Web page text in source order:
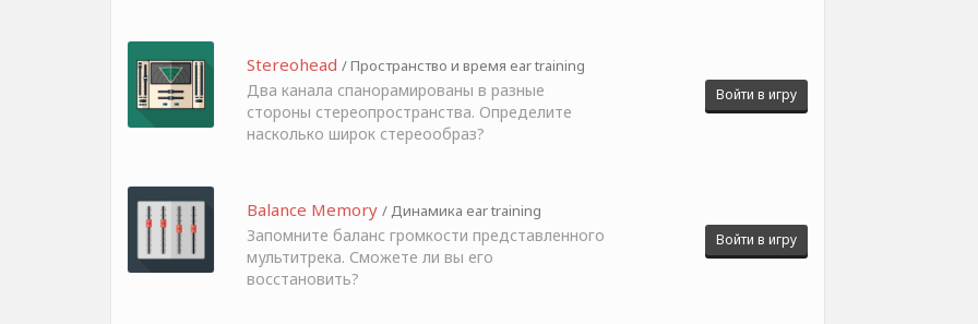
Stereohead / Пространство и время ear training
Два канала спанорамированы в разные
стороны стереопространства. Определите
насколько широк стереообраз?
Войти в игру
Balance Memory / Динамика ear training
Запомните баланс громкости представленного
мультитрека. Сможете ли вы его
восстановить?
Войти в игру